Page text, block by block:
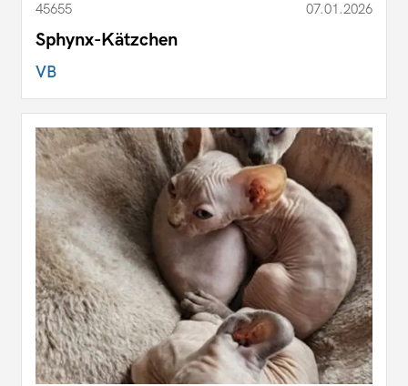
45655 07.01.2026
Sphynx-Kätzchen
VB